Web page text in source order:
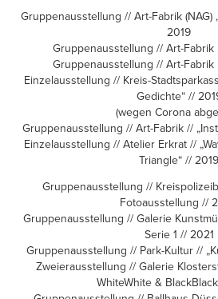
Gruppenausstellung // Art-Fabrik (NAG)
2019
Gruppenausstellung // Art-Fabrik
Gruppenausstellung // Art-Fabrik
Einzelausstellung // Kreis-
Gedichte“ //
(wegen Corona
Gruppenausstellung // Art-Fabrik //
Einzelausstellung // Atelier Erkrat //
Triangle“ // 2019
Gruppenausstellung //
Fotoausstellung //
Gruppenausstellung // Galerie
Serie 1 // 2021
Gruppenausstellung // Park-Kultur //
Zweierausstellung // Galerie
WhiteWhite &